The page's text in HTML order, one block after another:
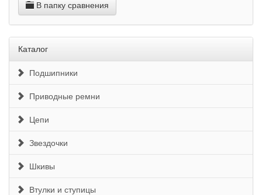
В папку сравнения
Каталог
Подшипники
Приводные ремни
Цепи
Звездочки
Шкивы
Втулки и ступицы